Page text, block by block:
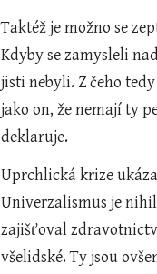
Taktéž je možno se
Kdyby se zamysleli
jisti nebyli. Z čeho
jako on, že nemají ty
deklaruje.
Uprchlická krize
Univerzalismus je
zajišťoval
všelidské. Ty jsou